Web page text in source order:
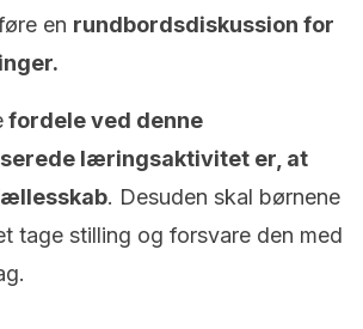
en rundbordsdiskussion for
fordele ved denne
læringsaktivitet er, at
. Desuden skal børnene
tage stilling og forsvare den med